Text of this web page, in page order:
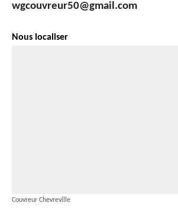
wgcouvreur50@gmail.com
Nous localiser
Couvreur Chevreville